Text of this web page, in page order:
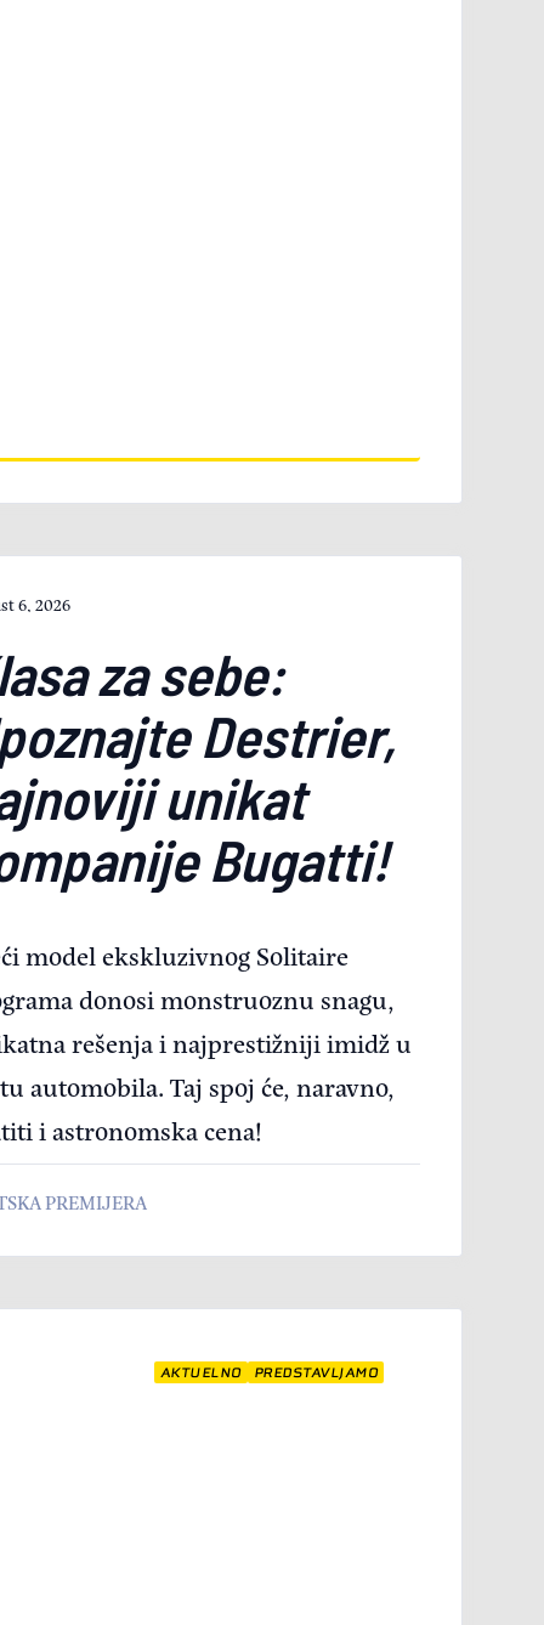
6, 2026
za sebe:
Destrier,
unikat
Bugatti!
model ekskluzivnog Solitaire
donosi monstruoznu snagu,
rešenja i najprestižniji imidž u
automobila. Taj spoj će, naravno,
i astronomska cena!
PREMIJERA
AKTUELNO PREDSTAVLJAMO